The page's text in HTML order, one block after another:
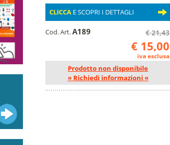
CLICCAE SCOPRI I DETTAGLI
Cod. Art.A189 € 21,43
€ 15,00
iva esclusa
Prodotto non disponibile
» Richiedi informazioni «